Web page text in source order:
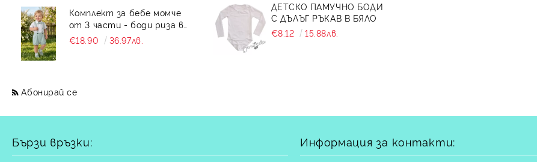
Комплект за бебе момче
от 3 части - боди риза в
бяло с къс ръкав , къси
панталони тип
€18.90 36.97лв.
Абонирай се
ДЕТСКО ПАМУЧНО БОДИ
С ДЪЛЪГ РЪКАВ В БЯЛО
€8.12
15.88лв.
Бързи връзки:
Информация за контакти: